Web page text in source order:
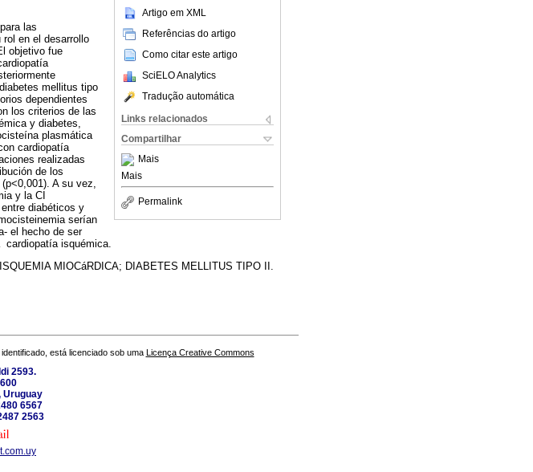
Artigo em XML
Referências do artigo
Como citar este artigo
SciELO Analytics
Tradução automática
Links relacionados
Compartilhar
Mais
Mais
Permalink
las
en el desarrollo
objetivo fue
mellitus tipo
dependientes
los criterios de las
y diabetes,
plasmática
cardiopatía
realizadas
de los
A su vez,
y la CI
diabéticos y
serían
el hecho de ser
cardiopatía isquémica.
MIOCáRDICA; DIABETES MELLITUS TIPO II.
está licenciado sob uma Licença Creative Commons
2593.
Uruguay
6567
2563